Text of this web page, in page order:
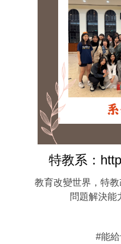
特教系：
教育改變世界，特教
問題解決能
#能